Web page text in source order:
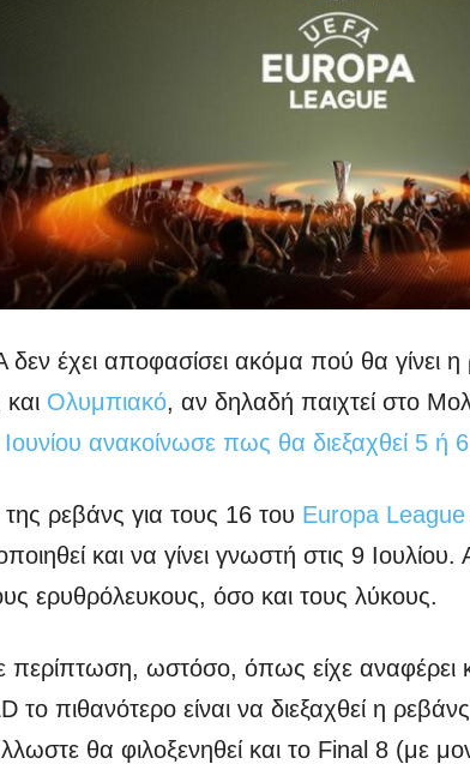
δεν έχει αποφασίσει ακόμα πού θα γίνει
Ολυμπιακό, αν δηλαδή παιχτεί στο
Ιουνίου ανακοίνωσε πως θα διεξαχθεί 5 ή
ρεβάνς για τους 16 του Europa League
και να γίνει γνωστή στις 9
ερυθρόλευκους, όσο και τους λύκους.
περίπτωση, ωστόσο, όπως είχε αναφέρει
το πιθανότερο είναι να διεξαχθεί η
θα φιλοξενηθεί και το Final 8 (με